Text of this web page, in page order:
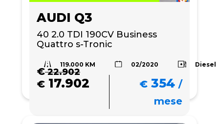
AUDI Q3
40 2.0 TDI 190CV Business
Quattro s-Tronic
119.000 KM 02/2020 Diesel
€22.902
€ 17.902 € 354 /
mese